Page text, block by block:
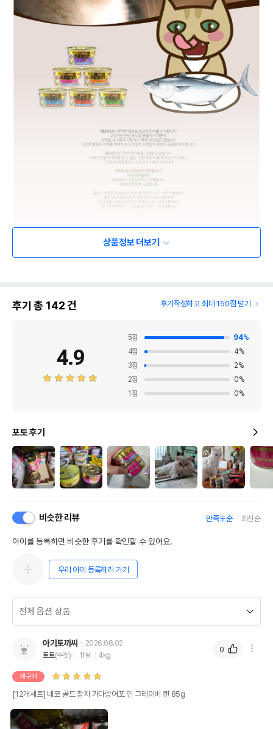
상품정보 더보기
후기 총 142건 후기작성하고 최대 150점 받기
4.9
5점 94%
4점 4%
3점 2%
2점 0%
1 점 0%
포토 후기
비슷한 리뷰 만족도순 최신순
아이를 등록하면 비슷한 후기를 확인할 수 있어요.
우리 아이 등록하러 가기
아기토끼씨
2026.08.02
토토(수컷) 11살 4kg
재구매
[12개세트] 네코 골드 참치 가다랑어포 인 그레이비 캔 85g
0